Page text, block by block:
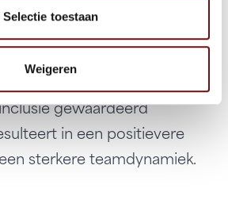
Selectie toestaan
Weigeren
maar bevordert ook
gewaardeerd
in een positievere
sterkere teamdynamiek.